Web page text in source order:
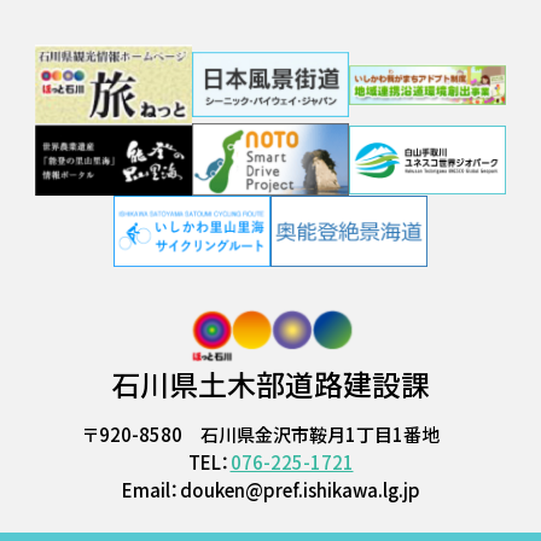
石川県土木部道路建設課
〒920-8580 石川県金沢市鞍月1丁目1番地
TEL：076-225-1721
Email：douken@pref.ishikawa.lg.jp